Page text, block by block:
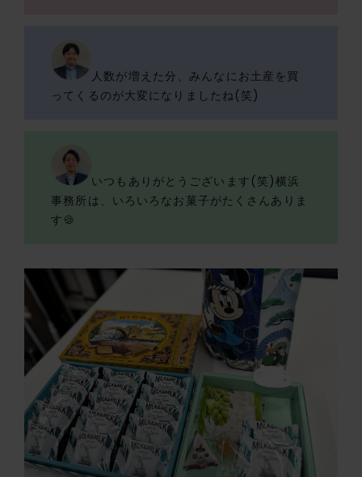
人数が増えた分、みんなにお土産を買
ってくるのが大変になりましたね(笑)
いつもありがとうございます(笑)横浜
事務所は、いろいろなお菓子がたくさんありま
す🍪